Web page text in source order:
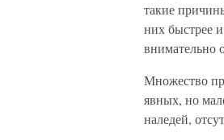
такие
них быстрее
внимательно
Множество
явных, но
наледей,